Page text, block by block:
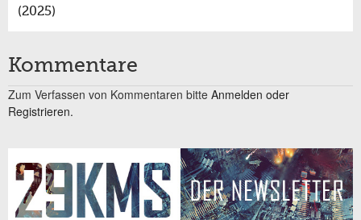
(2025)
Kommentare
Zum Verfassen von Kommentaren bitte Anmelden oder
Registrieren.